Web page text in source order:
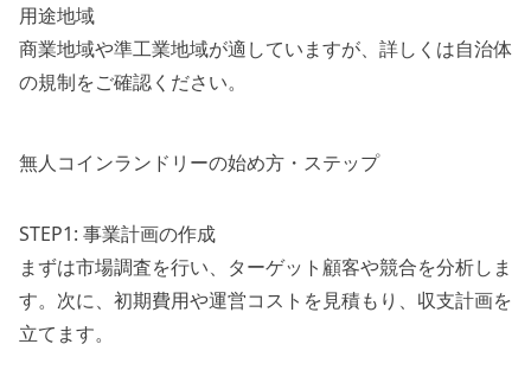
用途地域
商業地域や準工業地域が適していますが、詳しくは自治体
の規制をご確認ください。
無人コインランドリーの始め方・ステップ
STEP1: 事業計画の作成
まずは市場調査を行い、ターゲット顧客や競合を分析しま
す。次に、初期費用や運営コストを見積もり、収支計画を
立てます。